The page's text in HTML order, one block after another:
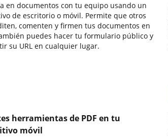
en documentos con tu equipo usando un
de escritorio o móvil. Permite que otros
comenten y firmen tus documentos en
puedes hacer tu formulario público y
su URL en cualquier lugar.
herramientas de PDF en tu
móvil